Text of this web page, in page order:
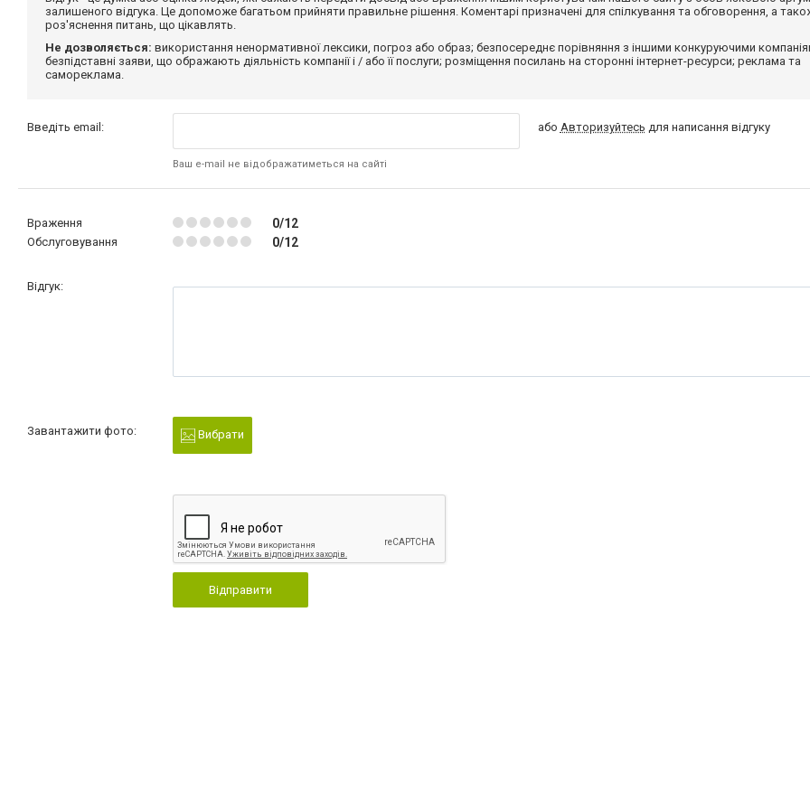
залишеного відгука. Це допоможе багатьом прийняти правильне рішення. Коментарі призначені для спілкування та обговорення, а
роз'яснення питань, що цікавлять.
Не дозволяється: використання ненормативної лексики, погроз або образ; безпосереднє порівняння з іншими конкуруючими
безпідставні заяви, що ображають діяльність компанії і / або її послуги; розміщення посилань на сторонні інтернет-ресурси; реклама та
самореклама.
Введіть email:
Ваш e-mail не відображатиметься на сайті
або Авторизуйтесь для написання відгуку
Враження 0/12
Обслуговування 0/12
Відгук:
Завантажити фото: Вибрати
Відправити